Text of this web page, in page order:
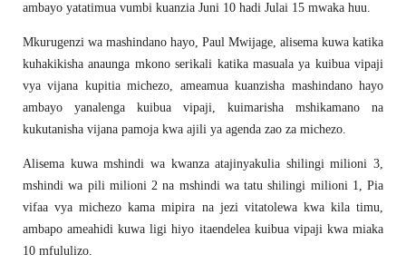
ambayo yatatimua vumbi kuanzia Juni 10 hadi Julai 15 mwaka huu.
Mkurugenzi wa mashindano hayo, Paul Mwijage, alisema kuwa katika
kuhakikisha anaunga mkono serikali katika masuala ya kuibua vipaji
vya vijana kupitia michezo, ameamua kuanzisha mashindano hayo
ambayo yanalenga kuibua vipaji, kuimarisha mshikamano na
kukutanisha vijana pamoja kwa ajili ya agenda zao za michezo.
Alisema kuwa mshindi wa kwanza atajinyakulia shilingi milioni 3,
mshindi wa pili milioni 2 na mshindi wa tatu shilingi milioni 1, Pia
vifaa vya michezo kama mipira na jezi vitatolewa kwa kila timu,
ambapo ameahidi kuwa ligi hiyo itaendelea kuibua vipaji kwa miaka
10 mfululizo.